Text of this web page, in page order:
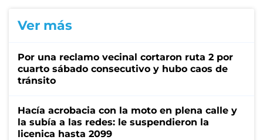
Ver más
Por una reclamo vecinal cortaron ruta 2 por
cuarto sábado consecutivo y hubo caos de
tránsito
Hacía acrobacia con la moto en plena calle y
la subía a las redes: le suspendieron la
licenica hasta 2099